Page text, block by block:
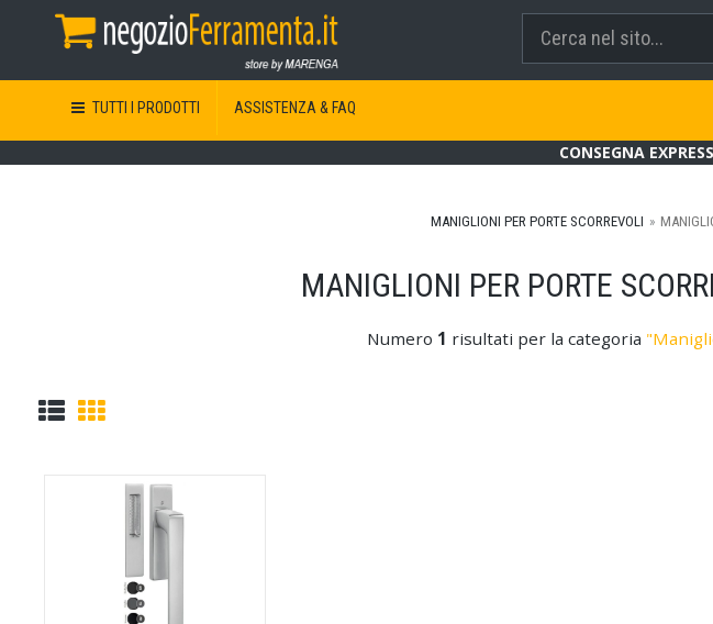
TUTTI I PRODOTTI ASSISTENZA & FAQ
CONSEGNA
MANIGLIONI PER PORTE SCORREVOLI
MANIGLIONI PER PORTE
Numero 1 risultati per la categoria